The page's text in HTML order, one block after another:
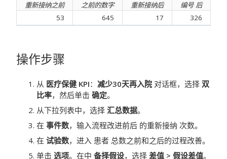
重新接纳之前
之前的数字 重新接纳后
编号 后
53
645 17 326
操作步骤
从 医疗保健 KPI： 减少30天再入院 对话框，选择 双
比率，然后单击 确定。
从下拉列表中，选择 汇总数据。
在 事件数，输入流程改进前后 的重新接纳 次数。
在 试验数，进入 患者 总数之前和之后的过程改善。
单击 选项。在中 备择假设，选择 差值 > 假设差值。